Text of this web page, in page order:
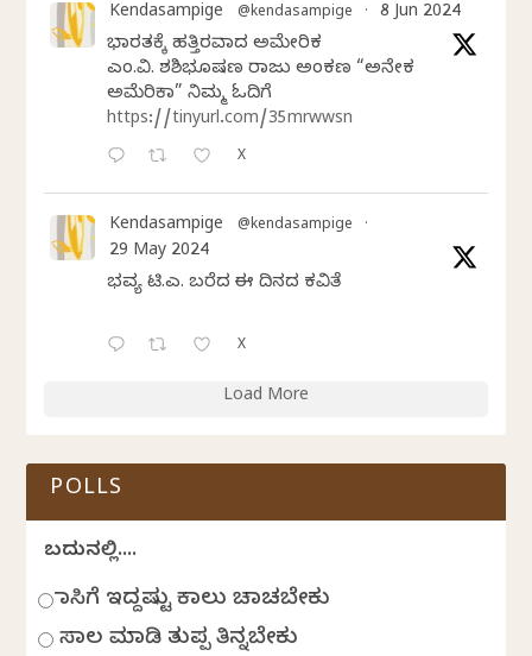
Kendasampige @kendasampige · 8 Jun 2024
ಭಾರತಕ್ಕೆ ಹತ್ತಿರವಾದ ಅಮೇರಿಕ
ಎಂ.ವಿ. ಶಶಿಭೂಷಣ ರಾಜು ಅಂಕಣ “ಅನೇಕ
ಅಮೆರಿಕಾ” ನಿಮ್ಮ ಓದಿಗೆ
https://tinyurl.com/35mrwwsn
X
Kendasampige @kendasampige ·
29 May 2024
ಭವ್ಯ ಟಿ.ಎಸ್. ಬರೆದ ಈ ದಿನದ ಕವಿತೆ
X
Load More
POLLS
ಬದುಕಿನಲ್ಲಿ....
ಹಾಸಿಗೆ ಇದ್ದಷ್ಟು ಕಾಲು ಚಾಚಬೇಕು
ಸಾಲ ಮಾಡಿ ತುಪ್ಪ ತಿನ್ನಬೇಕು